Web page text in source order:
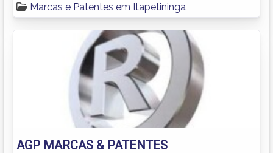
Marcas e Patentes em Itapetininga
AGP MARCAS & PATENTES